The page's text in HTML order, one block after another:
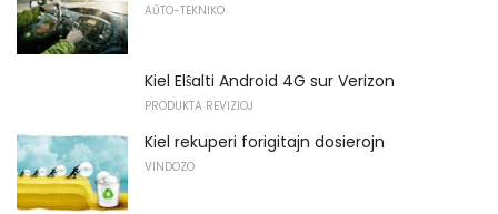
AŬTO-TEKNIKO
Kiel Elŝalti Android 4G sur Verizon
PRODUKTA REVIZIOJ
Kiel rekuperi forigitajn dosierojn
VINDOZO